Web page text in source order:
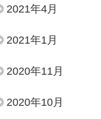
2021年4月
2021年1月
2020年11月
2020年10月